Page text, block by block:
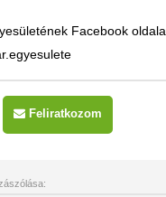
Facebook oldala.
Feliratkozom